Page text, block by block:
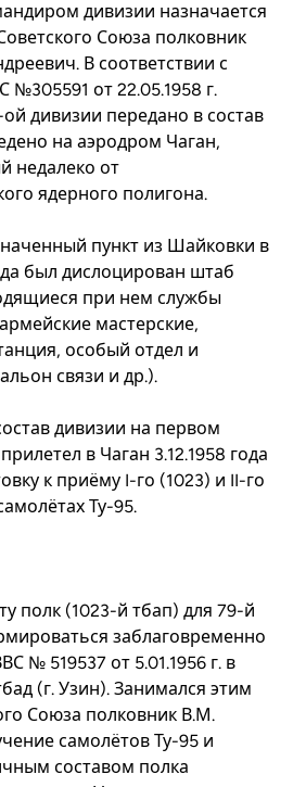
дивизии назначается
Союза полковник
В соответствии с
№305591 от 22.05.1958 г.
дивизии передано в состав
на аэродром Чаган,
недалеко от
ядерного полигона.
пункт из Шайковки в
был дислоцирован штаб
при нем службы
мастерские,
особый отдел и
связи и др.).
дивизии на первом
в Чаган 3.12.1958 года
к приёму I-го (1023) и II-го
Ту-95.
полк (1023-й тбап) для 79-й
заблаговременно
№ 519537 от 5.01.1956 г. в
(г. Узин). Занимался этим
Союза полковник В.М.
самолётов Ту-95 и
составом полка